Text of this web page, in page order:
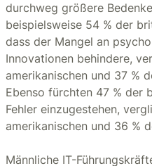
durchweg größere
beispielsweise 54 % der
dass der Mangel an
Innovationen behindere,
amerikanischen und 37 %
Ebenso fürchten 47 % der
Fehler einzugestehen,
amerikanischen und 36 %
Männliche IT-